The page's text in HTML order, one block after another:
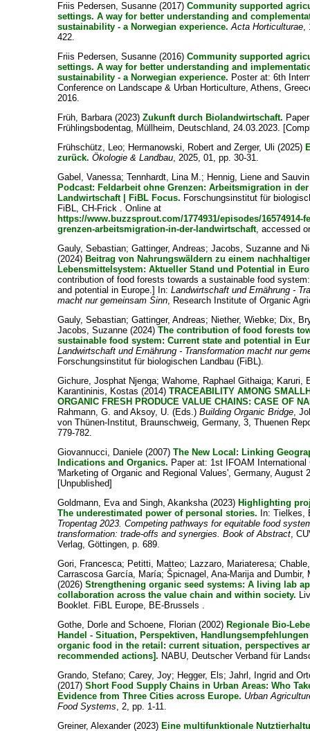
Friis Pedersen, Susanne (2017)Community supported
settings. A way for better understanding and
sustainability - a Norwegian experience. Acta Horticulturae,
422.
Friis Pedersen, Susanne (2016)Community supported
settings. A way for better understanding and
sustainability - a Norwegian experience. Poster at: 6th
Conference on Landscape & Urban Horticulture, Athens,
2016.
Früh, Barbara(2023)Zukunft durch Biolandwirtschaft.
Frühlingsbodentag, Müllheim, Deutschland, 24.03.2023.
Frühschütz, Leo; Hermanowski, Robert andZerger, Uli (2025)
zurück. Ökologie & Landbau, 2025, 01, pp. 30-31.
Gabel, Vanessa;Tennhardt, Lina M.; Hennig, Liene and
Podcast: Feldarbeit ohne Grenzen: Arbeitsmigration in der
Landwirtschaft | FiBL Focus. Forschungsinstitut für
FiBL, CH-Frick . Online at
https://www.buzzsprout.com/1774931/episodes/16574914-
grenzen-arbeitsmigration-in-der-landwirtschaft, accessed
Gauly, Sebastian;Gattinger, Andreas;Jacobs, Suzanne and
(2024) Beitrag von Nahrungswäldern zu einem
Lebensmittelsystem: Aktueller Stand und Potential in
contribution of food forests towards a sustainable food
and potential in Europe.] In:Landwirtschaft und Ernährung -
macht nur gemeinsam Sinn, Research Institute of Organic
Gauly, Sebastian;Gattinger, Andreas; Niether, Wiebke; Dix,
Jacobs, Suzanne (2024)The contribution of food forests
sustainable food system: Current state and potential in
Landwirtschaft und Ernährung - Transformation macht nur
Forschungsinstitut für biologischen Landbau (FiBL).
Gichure, Josphat Njenga;Wahome, Raphael Githaiga; Karuri,
Karantininis, Kostas (2014)TRACEABILITY AMONG
ORGANIC FRESH PRODUCE VALUE CHAINS: CASE OF
Rahmann, G. andAksoy, U. (Eds.)Building Organic Bridge,
von Thünen-Institut, Braunschweig, Germany, 3, Thuenen
779-782.
Giovannucci, Daniele (2007)The New Local: Linking
Indications and Organics. Paper at: 1st IFOAM International
'Marketing of Organic and Regional Values', Germany, August
[Unpublished]
Goldmann, EvaandSingh, Akanksha(2023) Highlighting
The underestimated power of personal stories. In:Tielkes,
Tropentag 2023. Competing pathways for equitable food
transformation: trade-offs and synergies. Book of Abstract,
Verlag, Göttingen, p. 689.
Gori, Francesca; Petitti, Matteo; Lazzaro, Mariateresa;
Carrascosa García, María;Špicnagel, Ana-Marijaand Dumbir,
(2026)Strengthening organic seed systems: A living lab
collaboration across the value chain and within society.
Booklet. FiBL Europe, BE-Brussels .
Gothe, Dorle andSchoene, Florian (2002) Regionale Bio-
Handel - Situation, Perspektiven,
organic food in the retail: current situation, perspectives
recommended actions]. NABU, Deutscher Verband für
Grando, Stefano;Carey, Joy; Hegger, Els;Jahrl, Ingrid and
(2017)Short Food Supply Chains in Urban Areas: Who
Evidence from Three Cities across Europe. Urban
Food Systems, 2, pp. 1-11.
Greiner, Alexander(2023) Eine multifunktionale